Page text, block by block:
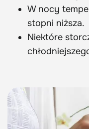
W nocy
stopni niższa.
Niektóre